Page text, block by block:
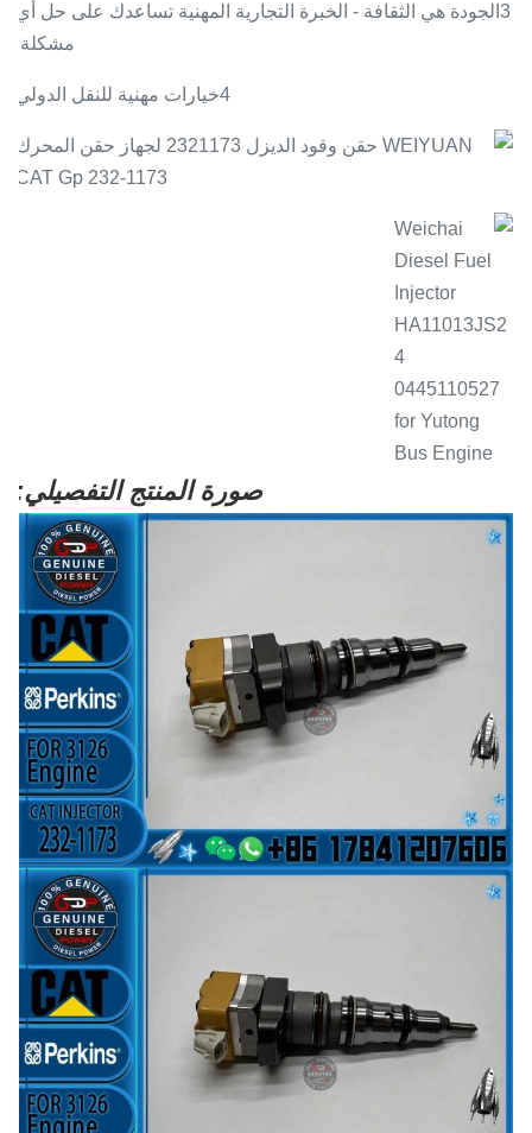
3الجودة هي الثقافة - الخبرة التجارية المهنية تساعدك على حل أي
مشكلة.
4خيارات مهنية للنقل الدولي
صورة المنتج التفصيلي: